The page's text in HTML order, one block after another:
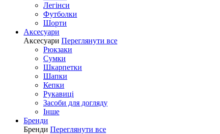
Легінси
Футболки
Шорти
Аксесуари
Аксесуари Переглянути все
Рюкзаки
Сумки
Шкарпетки
Шапки
Кепки
Рукавиці
Засоби для догляду
Інше
Бренди
Бренди Переглянути все